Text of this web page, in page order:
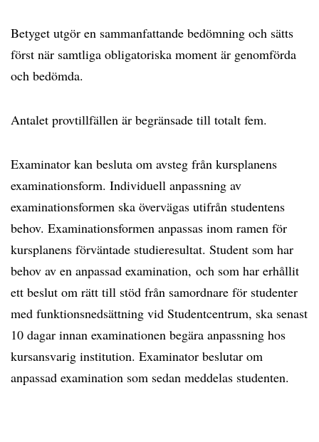
Betyget utgör en sammanfattande bedömning och sätts
först när samtliga obligatoriska moment är genomförda
och bedömda.
Antalet provtillfällen är begränsade till totalt fem.
Examinator kan besluta om avsteg från kursplanens
examinationsform. Individuell anpassning av
examinationsformen ska övervägas utifrån studentens
behov. Examinationsformen anpassas inom ramen för
kursplanens förväntade studieresultat. Student som har
behov av en anpassad examination, och som har erhållit
ett beslut om rätt till stöd från samordnare för studenter
med funktionsnedsättning vid Studentcentrum, ska senast
10 dagar innan examinationen begära anpassning hos
kursansvarig institution. Examinator beslutar om
anpassad examination som sedan meddelas studenten.